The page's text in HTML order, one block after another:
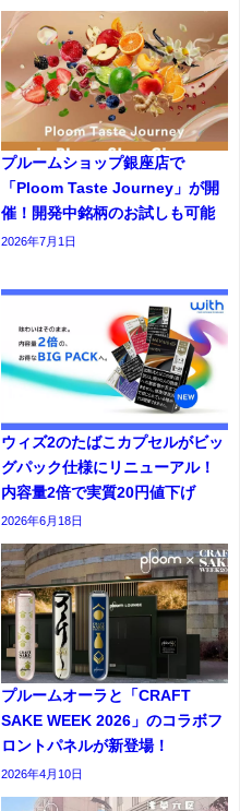
プルームショップ銀座店で
「Ploom Taste Journey」が開
催！開発中銘柄のお試しも可能
2026年7月1日
ウィズ2のたばこカプセルがビッ
グパック仕様にリニューアル！
内容量2倍で実質20円値下げ
2026年6月18日
プルームオーラと「CRAFT
SAKE WEEK 2026」のコラボフ
ロントパネルが新登場！
2026年4月10日